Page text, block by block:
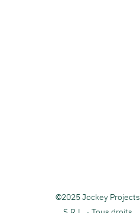
©2025 Jockey Projects